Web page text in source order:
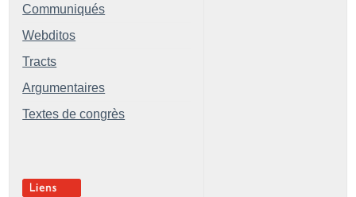
Communiqués
Webditos
Tracts
Argumentaires
Textes de congrès